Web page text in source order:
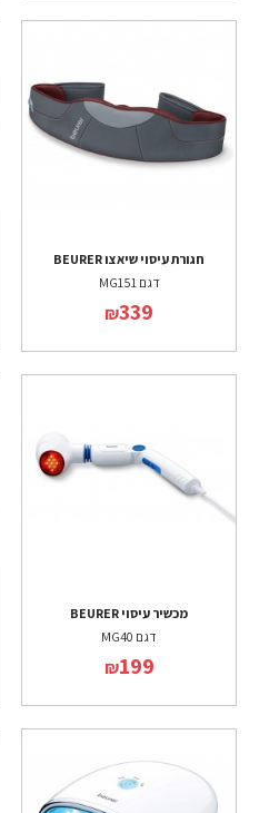
חגורת עיסוי שיאצו BEURER
דגם MG151
₪339
מכשיר עיסוי BEURER
דגם MG40
₪199